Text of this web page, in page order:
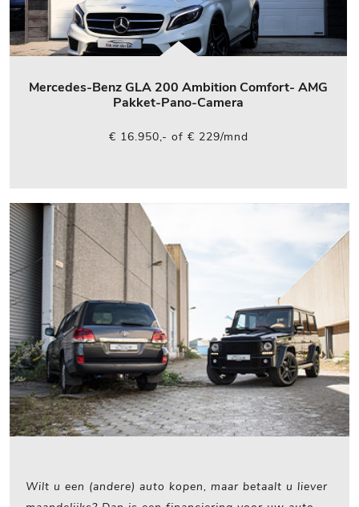
Mercedes-Benz GLA 200 Ambition Comfort- AMG
Pakket-Pano-Camera
€ 16.950,- of € 229/mnd
Wilt u een (andere) auto kopen, maar betaalt u liever